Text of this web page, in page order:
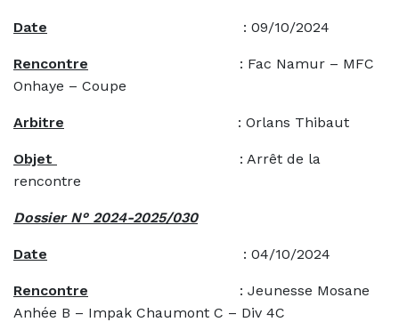
Date : 09/10/2024
Rencontre : Fac Namur – MFC
Onhaye – Coupe
Arbitre : Orlans Thibaut
Objet
: Arrêt de la
rencontre
Dossier N° 2024-2025/030
Date : 04/10/2024
Rencontre : Jeunesse Mosane
Anhée B – Impak Chaumont C – Div 4C